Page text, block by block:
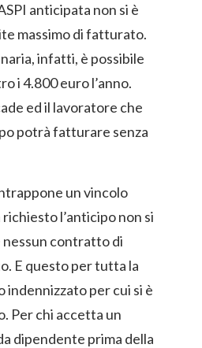
anticipata non si è
massimo di fatturato.
infatti, è possibile
i 4.800 euro l’anno.
ed il lavoratore che
potrà fatturare senza
un vincolo
l’anticipo non si
contratto di
E questo per tutta la
indennizzato per cui si è
Per chi accetta un
dipendente prima della